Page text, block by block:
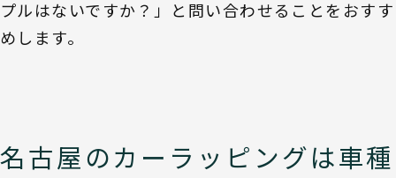
プルはないですか？」と問い合わせることをおすす
めします。
名古屋のカーラッピングは車種